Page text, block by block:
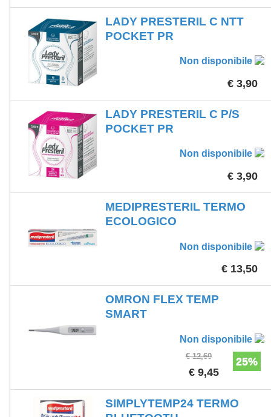
LADY PRESTERIL C NTT
POCKET PR
Non disponibile
€ 3,90
LADY PRESTERIL C P/S
POCKET PR
Non disponibile
€ 3,90
MEDIPRESTERIL TERMO
ECOLOGICO
Non disponibile
€ 13,50
OMRON FLEX TEMP
SMART
Non disponibile
25%
€ 12,60
€ 9,45
SIMPLYTEMP24 TERMO